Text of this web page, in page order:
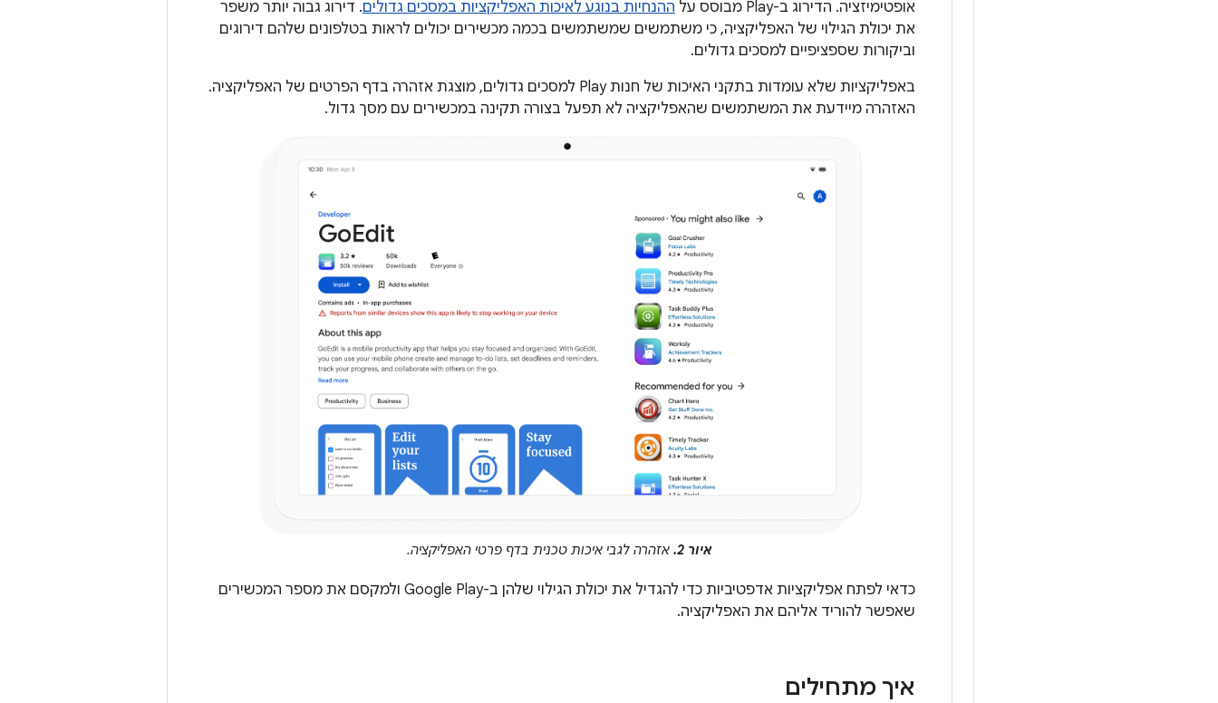
אופטימיזציה. הדירוג ב-Play מבוסס על
ההנחיות בנוגע לאיכות האפליקציות במסכים גדולים. דירוג גבוה יותר משפר
את יכולת הגילוי של האפליקציה, כי משתמשים שמשתמשים בכמה מכשירים יכולים לראות בטלפונים שלהם דירוגים
וביקורות שספציפיים למסכים גדולים.
באפליקציות שלא עומדות בתקני האיכות של חנות Play למסכים גדולים, מוצגת אזהרה בדף הפרטים של האפליקציה.
האזהרה מיידעת את המשתמשים שהאפליקציה לא תפעל בצורה תקינה במכשירים עם מסך גדול.
איור 2. אזהרה לגבי איכות טכנית בדף פרטי האפליקציה.
כדאי לפתח אפליקציות אדפטיביות כדי להגדיל את יכולת הגילוי שלהן ב-Google Play ולמקסם את מספר המכשירים
שאפשר להוריד אליהם את האפליקציה.
איך מתחילים